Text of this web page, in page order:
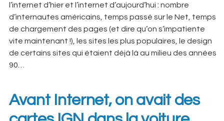
l’internet d’hier et l’internet d’aujourd’hui : nombre
d’internautes américains, temps passé sur le Net, temps
de chargement des pages (et dire qu’on s’impatiente
vite maintenant !), les sites les plus populaires, le design
de certains sites qui étaient déjà là au milieu des années
90…
Avant Internet, on avait des